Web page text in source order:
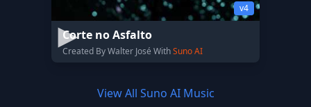
v4
Corte no Asfalto
Created By Walter José WithSuno AI
View All Suno AI Music